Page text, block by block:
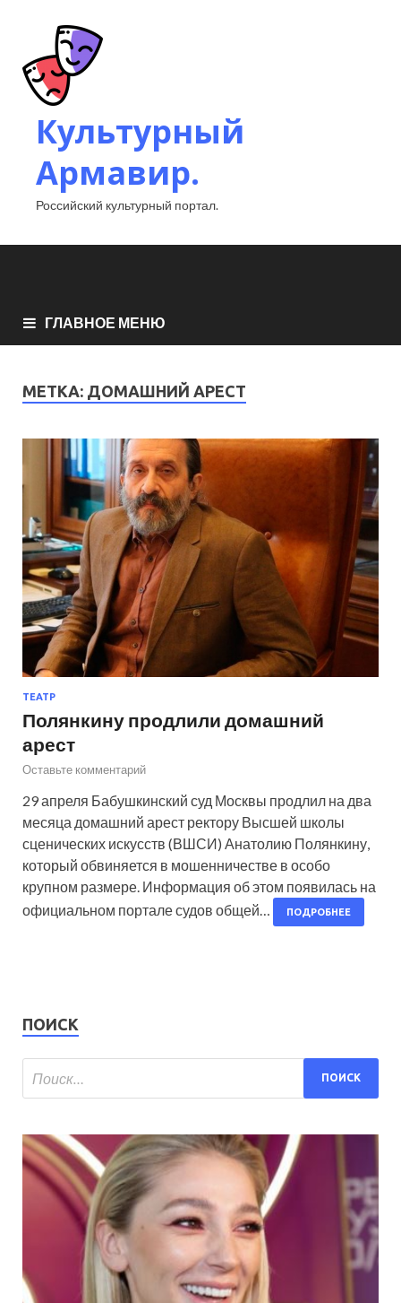
Культурный
Армавир.
Российский культурный портал.
ГЛАВНОЕ МЕНЮ
МЕТКА: ДОМАШНИЙ АРЕСТ
ТЕАТР
Полянкину продлили домашний
арест
Оставьте комментарий
29 апреля Бабушкинский суд Москвы продлил на два
месяца домашний арест ректору Высшей школы
сценических искусств (ВШСИ) Анатолию Полянкину,
который обвиняется в мошенничестве в особо
крупном размере. Информация об этом появилась на
официальном портале судов общей…
ПОДРОБНЕЕ
ПОИСК